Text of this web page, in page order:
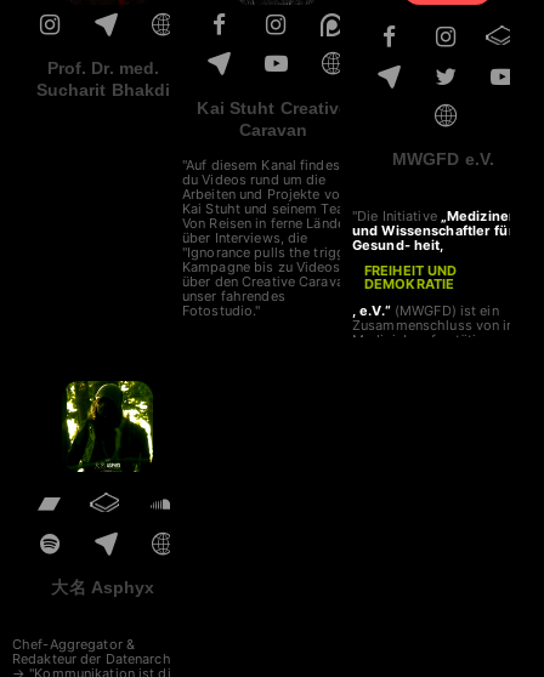
Prof. Dr. med.
Sucharit Bhakdi
Kai Stuht Creative
Caravan
"Auf diesem Kanal findest
du Videos rund um die
Arbeiten und Projekte von
Kai Stuht und seinem Team!
Von Reisen in ferne Länder,
über Interviews, die
"Ignorance pulls the trigger"
Kampagne bis zu Videos
über den Creative Caravan,
unser fahrendes
Fotostudio."
MWGFD e.V.
"Die Initiative „Mediziner
und Wissenschaftler für
Gesund- heit,
FREIHEIT UND
DEMOKRATIE
, e.V.“(MWGFD) ist ein
Zusammenschluss von in
Medizinberufen tätigen
大名 Asphyx
Chef-Aggregator &
Redakteur der Datenarche
→ "Kommunikation ist die